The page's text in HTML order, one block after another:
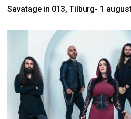
Savatage in 013, Tilburg- 1